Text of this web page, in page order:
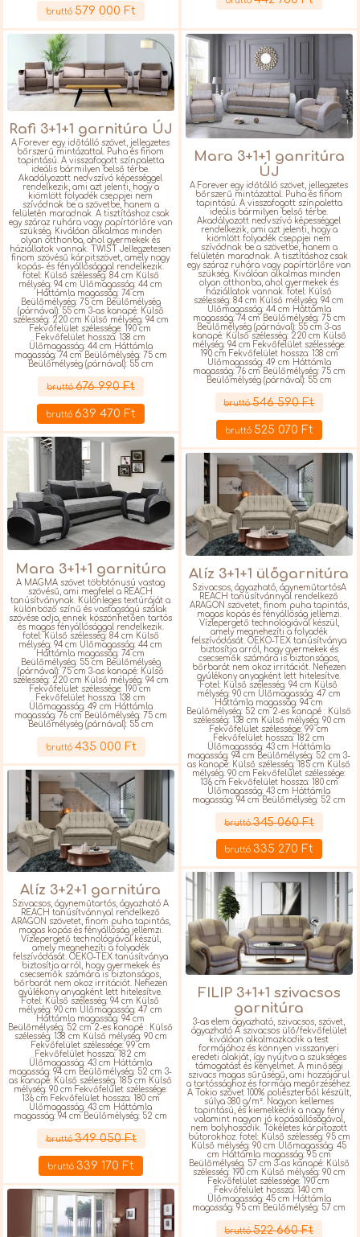
bruttó 579 000 Ft
Rafi 3+1+1 garnitúra ÚJ
A Forever egy időtálló szövet, jellegzetes
bőrszerű mintázattal. Puha és finom
tapintású. A visszafogott színpaletta
ideális bármilyen belső térbe.
Akadályozott nedvszívó képességgel
rendelkezik, ami azt jelenti, hogy a
kiömlött folyadék cseppjei nem
szívódnak be a szövetbe, hanem a
felületén maradnak. A tisztításhoz csak
egy száraz ruhára vagy papírtörlőre van
szükség. Kiválóan alkalmas minden
olyan otthonba, ahol gyermekek és
háziállatok vannak. TWIST Jellegzetesen
finom szövésű kárpitszövet, amely nagy
kopás- és fényállósággal rendelkezik.
fotel: Külső szélesség: 84 cm Külső
mélység: 94 cm Ülőmagasság: 44 cm
Háttámla magasság: 74 cm
Beülőmélység: 75 cm Beülőmélység
(párnával): 55 cm 3-as kanapé: Külső
szélesség: 220 cm Külső mélység: 94 cm
Fekvőfelület szélessége: 190 cm
Fekvőfelület hossza: 138 cm
Ülőmagasság: 44 cm Háttámla
magasság: 74 cm Beülőmélység: 75 cm
Beülőmélység (párnával): 55 cm
Részletek
bruttó676 990 Ft
bruttó 639 470 Ft
Mara 3+1+1 ganritúra
ÚJ
A Forever egy időtálló szövet, jellegzetes
bőrszerű mintázattal. Puha és finom
tapintású. A visszafogott színpaletta
ideális bármilyen belső térbe.
Akadályozott nedvszívó képességgel
rendelkezik, ami azt jelenti, hogy a
kiömlött folyadék cseppjei nem
szívódnak be a szövetbe, hanem a
felületén maradnak. A tisztításhoz csak
egy száraz ruhára vagy papírtörlőre van
szükség. Kiválóan alkalmas minden
olyan otthonba, ahol gyermekek és
háziállatok vannak. fotel: Külső
szélesség: 84 cm Külső mélység: 94 cm
Ülőmagasság: 44 cm Háttámla
magasság: 74 cm Beülőmélység: 75 cm
Beülőmélység (párnával): 55 cm 3-as
kanapé: Külső szélesség: 220 cm Külső
mélység: 94 cm Fekvőfelület szélessége:
190 cm Fekvőfelület hossza: 138 cm
Ülőmagasság: 49 cm Háttámla
magasság: 76 cm Beülőmélység: 75 cm
Beülőmélység (párnával): 55 cm
Részletek
bruttó546 590 Ft
bruttó 525 070 Ft
Mara 3+1+1 garnitúra
A MAGMA szövet többtónusú vastag
szövésű, ami megfelel a REACH
tanúsítványnak. Különleges textúráját a
különböző színű és vastagságú szálak
szövése adja, ennek köszönhetően tartós
és magas fényállósággal rendelkezik.
fotel: Külső szélesség: 84 cm Külső
mélység: 94 cm Ülőmagasság: 44 cm
Háttámla magasság: 74 cm
Beülőmélység: 55 cm Beülőmélység
(párnával): 75 cm 3-as kanapé: Külső
szélesség: 220 cm Külső mélység: 94 cm
Fekvőfelület szélessége: 190 cm
Fekvőfelület hossza: 138 cm
Ülőmagasság: 49 cm Háttámla
magasság: 76 cm Beülőmélység: 75 cm
Beülőmélység (párnával): 55 cm
Részletek
bruttó 435 000 Ft
Alíz 3+1+1 ülőgarnitúra
Szivacsos, ágyazható, ágyneműtartósA
REACH tanúsítvánnyal rendelkező
ARAGON szövetet, finom puha tapintás,
magas kopás és fényállóság jellemzi.
Vízlepergető technológiával készül,
amely megnehezíti a folyadék
felszívódását. OEKO-TEX tanúsítványa
biztosítja arról, hogy gyermekek és
csecsemők számára is biztonságos,
bőrbarát nem okoz irritációt. Nehezen
gyúlékony anyagként lett hitelesítve.
Fotel: Külső szélesség: 94 cm Külső
mélység: 90 cm Ülőmagasság: 47 cm
Háttámla magasság: 94 cm
Beülőmélység: 52 cm 2-es kanapé : Külső
szélesség: 138 cm Külső mélység: 90 cm
Fekvőfelület szélessége: 99 cm
Fekvőfelület hossza: 182 cm
Ülőmagasság: 43 cm Háttámla
magasság: 94 cm Beülőmélység: 52 cm 3-
as kanapé: Külső szélesség: 185 cm Külső
mélység: 90 cm Fekvőfelület szélessége:
136 cm Fekvőfelület hossza: 180 cm
Ülőmagasság: 43 cm Háttámla
magasság: 94 cm Beülőmélység: 52 cm
Részletek
bruttó345 060 Ft
bruttó 335 270 Ft
Alíz 3+2+1 garnitúra
Szivacsos, ágyneműtartós, ágyazható A
REACH tanúsítvánnyal rendelkező
ARAGON szövetet, finom puha tapintás,
magas kopás és fényállóság jellemzi.
Vízlepergető technológiával készül,
amely megnehezíti a folyadék
felszívódását. OEKO-TEX tanúsítványa
biztosítja arról, hogy gyermekek és
csecsemők számára is biztonságos,
bőrbarát nem okoz irritációt. Nehezen
gyúlékony anyagként lett hitelesítve.
Fotel: Külső szélesség: 94 cm Külső
mélység: 90 cm Ülőmagasság: 47 cm
Háttámla magasság: 94 cm
Beülőmélység: 52 cm 2-es kanapé : Külső
szélesség: 138 cm Külső mélység: 90 cm
Fekvőfelület szélessége: 99 cm
Fekvőfelület hossza: 182 cm
Ülőmagasság: 43 cm Háttámla
magasság: 94 cm Beülőmélység: 52 cm 3-
as kanapé: Külső szélesség: 185 cm Külső
mélység: 90 cm Fekvőfelület szélessége:
136 cm Fekvőfelület hossza: 180 cm
Ülőmagasság: 43 cm Háttámla
magasság: 94 cm Beülőmélység: 52 cm
Részletek
bruttó349 050 Ft
bruttó 339 170 Ft
FILIP 3+1+1 szivacsos
garnitúra
3-as elem ágyazható, szivacsos, szövet,
ágyazható A szivacsos ülő/fekvőfelület
kiválóan alkalmazkodik a test
formájához és könnyen visszanyeri
eredeti alakját, így nyújtva a szükséges
támogatást és kényelmet. A minőségi
szivacs magas sűrűségű, ami hozzájárul
a tartóssághoz és formája megőrzéséhez.
A Tokio szövet 100% poliészterből készült,
súlya 380 g/m². Nagyon kellemes
tapintású, és kiemelkedik a nagy fény
valamint nagyon jó kopásállóságával,
nem bolyhosodik. Tökéletes kárpitozott
bútorokhoz. fotel: Külső szélesség: 95 cm
Külső mélység: 90 cm Ülőmagasság: 45
cm Háttámla magasság: 95 cm
Beülőmélység: 57 cm 3-as kanapé: Külső
szélesség: 190 cm Külső mélység: 90 cm
Fekvőfelület szélessége: 190 cm
Fekvőfelület hossza: 140 cm
Ülőmagasság: 45 cm Háttámla
magasság: 95 cm Beülőmélység: 57 cm
Részletek
bruttó522 660 Ft